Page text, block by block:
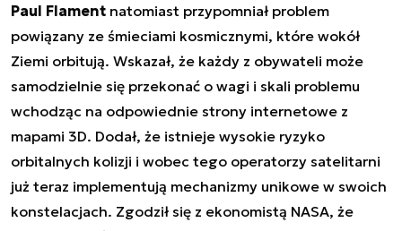
Paul Flament natomiast przypomniał problem
powiązany ze śmieciami kosmicznymi, które wokół
Ziemi orbitują. Wskazał, że każdy z obywateli może
samodzielnie się przekonać o wagi i skali problemu
wchodząc na odpowiednie strony internetowe z
mapami 3D. Dodał, że istnieje wysokie ryzyko
orbitalnych kolizji i wobec tego operatorzy satelitarni
już teraz implementują mechanizmy unikowe w swoich
konstelacjach. Zgodził się z ekonomistą NASA, że